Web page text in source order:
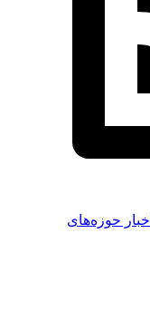
اخبار حوزه‌های